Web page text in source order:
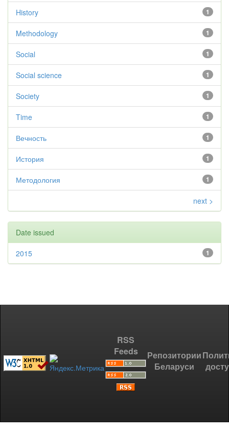
1
History
1
Methodology
1
Social
1
Social science
1
Society
1
Time
1
Вечность
1
История
1
Методология
next >
Date issued
1
2015
RSS
Feeds
Репозитории
Беларуси